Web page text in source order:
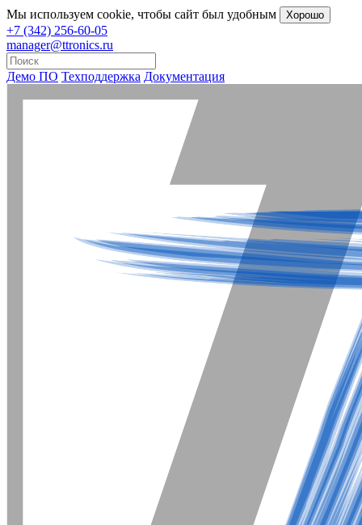
Мы используем cookie, чтобы сайт был удобным Хорошо
+7 (342) 256-60-05
manager@ttronics.ru
Демо ПО Техподдержка Документация